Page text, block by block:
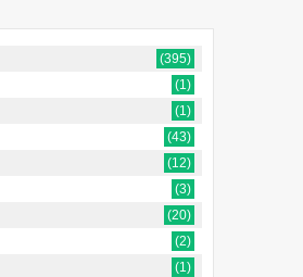
(395)
(1)
(1)
(43)
(12)
(3)
(20)
(2)
(1)